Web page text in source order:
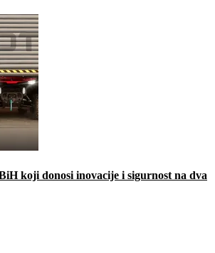
koji donosi inovacije i sigurnost na dva